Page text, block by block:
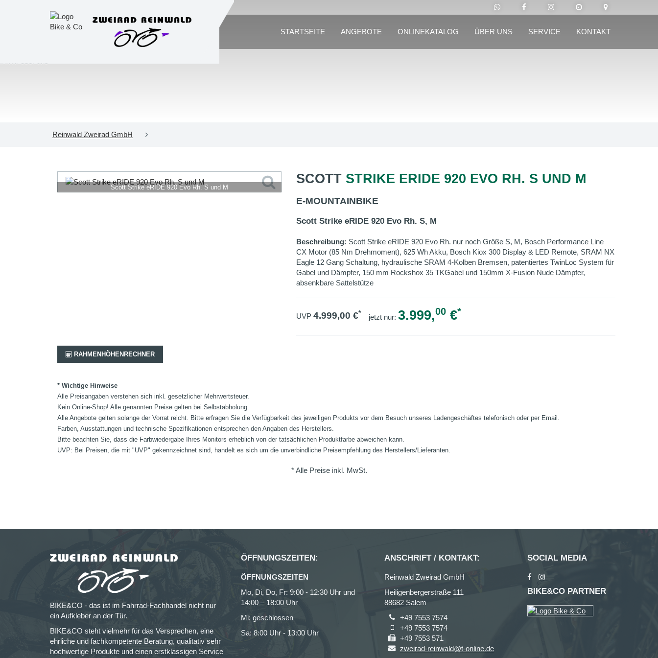
STARTSEITE ANGEBOTE ONLINEKATALOG ÜBER UNS SERVICE KONTAKT
Reinwald Zweirad GmbH
Scott Strike eRIDE 920 Evo Rh. S und M
SCOTT STRIKE ERIDE 920 EVO RH. S UND M
E-MOUNTAINBIKE
Scott Strike eRIDE 920 Evo Rh. S, M
Beschreibung: Scott Strike eRIDE 920 Evo Rh. nur noch Größe S, M, Bosch Performance Line
CX Motor (85 Nm Drehmoment), 625 Wh Akku, Bosch Kiox 300 Display & LED Remote, SRAM NX
Eagle 12 Gang Schaltung, hydraulische SRAM 4-Kolben Bremsen, patentiertes TwinLoc System für
Gabel und Dämpfer, 150 mm Rockshox 35 TKGabel und 150mm X-Fusion Nude Dämpfer,
absenkbare Sattelstütze
UVP4.999,00€*
jetzt nur: 3.999,00€*
RAHMENHÖHENRECHNER
* Wichtige Hinweise
Alle Preisangaben verstehen sich inkl. gesetzlicher Mehrwertsteuer.
Kein Online-Shop! Alle genannten Preise gelten bei Selbstabholung.
Alle Angebote gelten solange der Vorrat reicht. Bitte erfragen Sie die Verfügbarkeit des jeweiligen Produkts vor dem Besuch unseres Ladengeschäftes telefonisch oder per Email.
Farben, Ausstattungen und technische Spezifikationen entsprechen den Angaben des Herstellers.
Bitte beachten Sie, dass die Farbwiedergabe Ihres Monitors erheblich von der tatsächlichen Produktfarbe abweichen kann.
UVP: Bei Preisen, die mit "UVP" gekennzeichnet sind, handelt es sich um die unverbindliche Preisempfehlung des Herstellers/Lieferanten.
* Alle Preise inkl. MwSt.
BIKE&CO - das ist im Fahrrad-Fachhandel nicht nur
ein Aufkleber an der Tür.
BIKE&CO steht vielmehr für das Versprechen, eine
ehrliche und fachkompetente Beratung, qualitativ sehr
hochwertige Produkte und einen erstklassigen Service
ÖFFNUNGSZEITEN:
ÖFFNUNGSZEITEN
Mo, Di, Do, Fr: 9:00 - 12:30 Uhr und
14:00 – 18:00 Uhr
Mi: geschlossen
Sa: 8:00 Uhr - 13:00 Uhr
ANSCHRIFT / KONTAKT:
Reinwald Zweirad GmbH
Heiligenbergerstraße 111
88682 Salem
+49 7553 7574
+49 7553 7574
+49 7553 571
zweirad-reinwald@t-online.de
SOCIAL MEDIA
BIKE&CO PARTNER